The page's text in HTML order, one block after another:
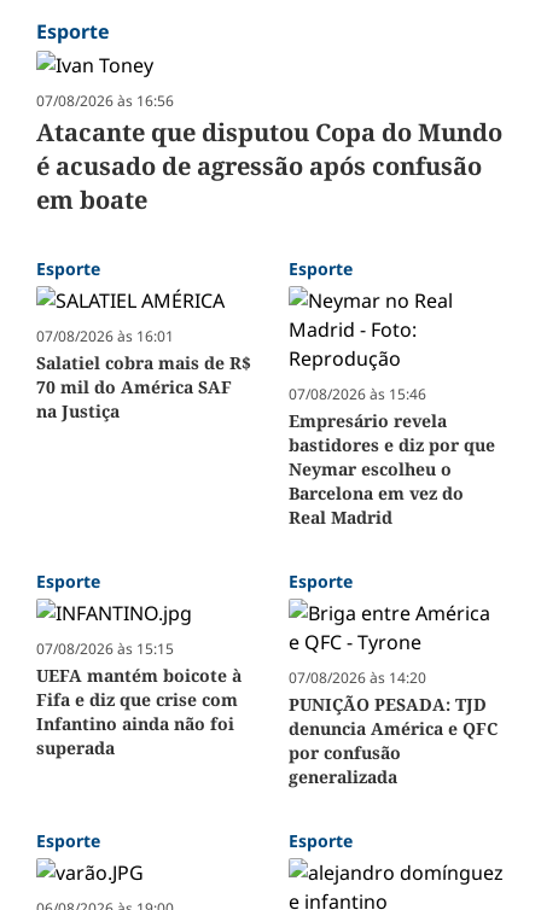
Esporte
07/08/2026 às 16:56
Atacante que disputou Copa do Mundo
é acusado de agressão após confusão
em boate
Esporte
07/08/2026 às 16:01
Salatiel cobra mais de R$
70 mil do América SAF
na Justiça
Esporte
07/08/2026 às 15:46
Empresário revela
bastidores e diz por que
Neymar escolheu o
Barcelona em vez do
Real Madrid
Esporte
07/08/2026 às 15:15
UEFA mantém boicote à
Fifa e diz que crise com
Infantino ainda não foi
superada
Esporte
07/08/2026 às 14:20
PUNIÇÃO PESADA: TJD
denuncia América e QFC
por confusão
generalizada
Esporte Esporte